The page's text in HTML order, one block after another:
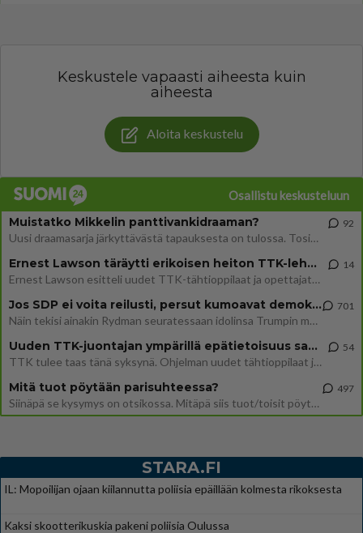
Keskustele vapaasti aiheesta kuin
aiheesta
Aloita keskustelu
Osallistu keskusteluun
Muistatko Mikkelin panttivankidraaman?
Uusi draamasarja järkyttävästä tapauksesta on tulossa. Tositapahtumiin perustuva sarja ammentaa vuoden 1986 Mikkelin pan
92
Ernest Lawson täräytti erikoisen heiton TTK-lehdistötilaisuudessa: " Onko tässä tarkoituksena...?"
Ernest Lawson esitteli uudet TTK-tähtioppilaat ja opettajat torstaina 6.8. lehdistölle. Tulevalla kaudella on yksi hausk
14
Jos SDP ei voita reilusti, persut kumoavat demokratian Suomesta
Näin tekisi ainakin Rydman seuratessaan idolinsa Trumpin mallia https://www.is.fi/politiikka/art-2000012187244.html
701
Uuden TTK-juontajan ympärillä epätietoisuus sakenee - Nyt MTV hämmentää soppaa
TTK tulee taas tänä syksynä. Ohjelman uudet tähtioppilaat julkistetaan torstaina 6. elokuuta klo 14 alkavassa lehdistö
54
Mitä tuot pöytään parisuhteessa?
Siinäpä se kysymys on otsikossa. Mitäpä siis tuot/toisit pöytään parisuhteessa? Oletko mies vai nainen? Koetko sen mitä
497
STARA.FI
IL: Mopoilijan ojaan kiilannutta poliisia epäillään kolmesta rikoksesta
Kaksi skootterikuskia pakeni poliisia Oulussa